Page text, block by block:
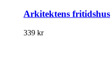
Arkitektens fritidshus
339 kr